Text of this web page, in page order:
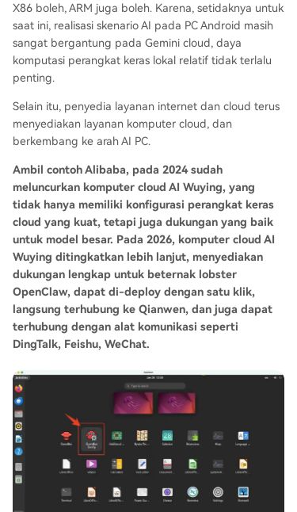
X86 boleh, ARM juga boleh. Karena, setidaknya untuk
saat ini, realisasi skenario AI pada PC Android masih
sangat bergantung pada Gemini cloud, daya
komputasi perangkat keras lokal relatif tidak terlalu
penting.
Selain itu, penyedia layanan internet dan cloud terus
menyediakan layanan komputer cloud, dan
berkembang ke arah AI PC.
Ambil contoh Alibaba, pada 2024 sudah
meluncurkan komputer cloud AI Wuying, yang
tidak hanya memiliki konfigurasi perangkat keras
cloud yang kuat, tetapi juga dukungan yang baik
untuk model besar. Pada 2026, komputer cloud AI
Wuying ditingkatkan lebih lanjut, menyediakan
dukungan lengkap untuk beternak lobster
OpenClaw, dapat di-deploy dengan satu klik,
langsung terhubung ke Qianwen, dan juga dapat
terhubung dengan alat komunikasi seperti
DingTalk, Feishu, WeChat.